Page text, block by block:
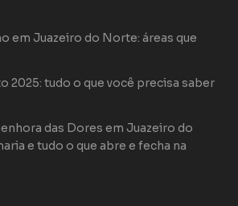
em Juazeiro do Norte: áreas que
2025: tudo o que você precisa saber
das Dores em Juazeiro do
e tudo o que abre e fecha na